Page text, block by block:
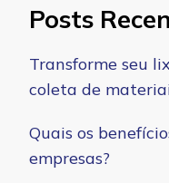
Posts
Transforme seu
coleta de
Quais os
empresas?